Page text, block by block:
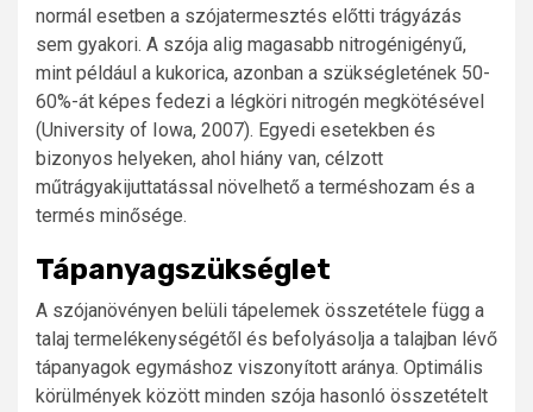
normál esetben a szójatermesztés előtti trágyázás
sem gyakori. A szója alig magasabb nitrogénigényű,
mint például a kukorica, azonban a szükségletének 50-
60%-át képes fedezi a légköri nitrogén megkötésével
(University of Iowa, 2007). Egyedi esetekben és
bizonyos helyeken, ahol hiány van, célzott
műtrágyakijuttatással növelhető a terméshozam és a
termés minősége.
Tápanyagszükséglet
A szójanövényen belüli tápelemek összetétele függ a
talaj termelékenységétől és befolyásolja a talajban lévő
tápanyagok egymáshoz viszonyított aránya. Optimális
körülmények között minden szója hasonló összetételt